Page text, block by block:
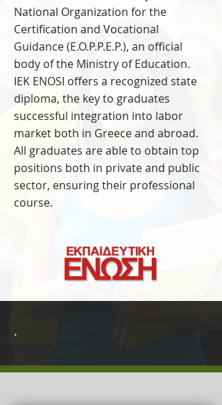
National Organization for the
Certification and Vocational
Guidance (E.O.P.P.E.P.), an official
body of the Ministry of Education.
IEK ENOSI offers a recognized state
diploma, the key to graduates
successful integration into labor
market both in Greece and abroad.
All graduates are able to obtain top
positions both in private and public
sector, ensuring their professional
course.
.